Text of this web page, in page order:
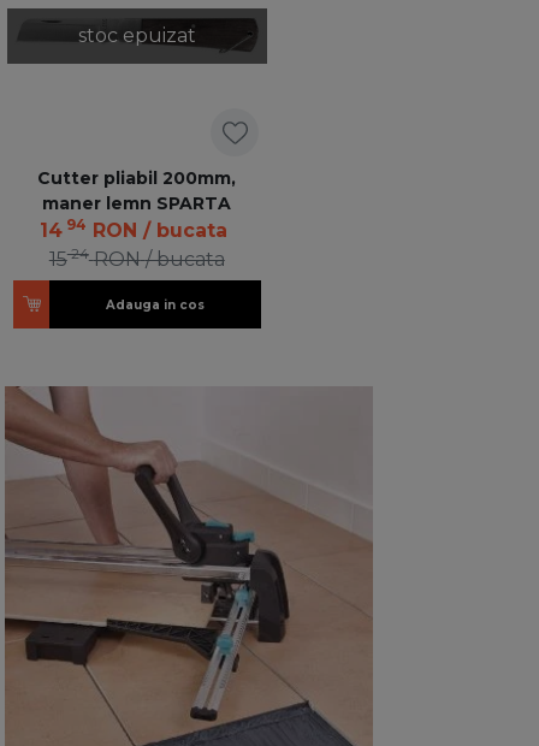
stoc epuizat
Cutter pliabil 200mm,
maner lemn SPARTA
14 94 RON / bucata
1524 RON / bucata
Adauga in cos